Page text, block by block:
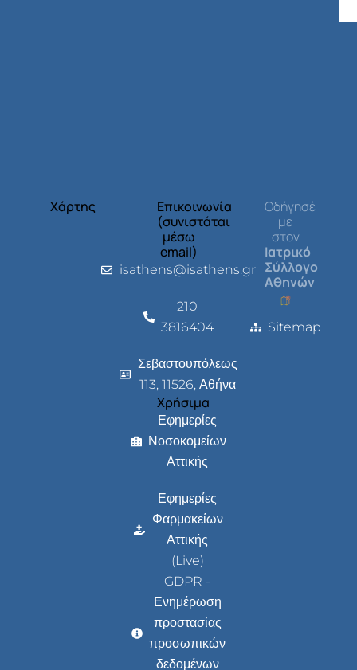
Χάρτης
Επικοινωνία
(συνιστάται
μέσω
email)
isathens@isathens.gr
210
3816404
Σεβαστουπόλεως
113, 11526, Αθήνα
Χρήσιμα
Εφημερίες
Νοσοκομείων
Αττικής
Εφημερίες
Φαρμακείων
Αττικής
(Live)
GDPR -
Ενημέρωση
προστασίας
προσωπικών
δεδομένων
Οδήγησέ
με
στον
Ιατρικό
Σύλλογο
Αθηνών
Sitemap